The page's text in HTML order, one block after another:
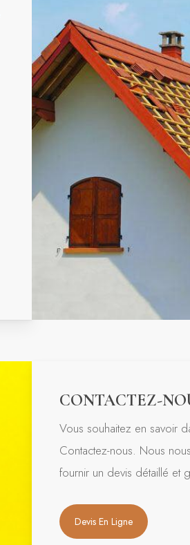
CONTACTEZ-
Vous souhaitez en savoir
Contactez-nous. Nous
fournir un devis détaillé et
Devis En Ligne